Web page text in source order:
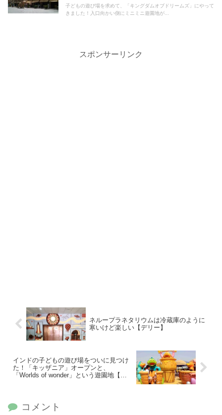
子どもの遊び場を求めて、「キングダムオブドリームズ」にやって
きました！入口向かい側にミニミニ遊園地が...
スポンサーリンク
ネループラネタリウムは冷蔵庫のように
寒いけど楽しい【デリー】
インドの子どもの遊び場をついに見つけ
た！「キッザニア」オープンと、
「Worlds of wonder」という遊園地【ノ
コメント